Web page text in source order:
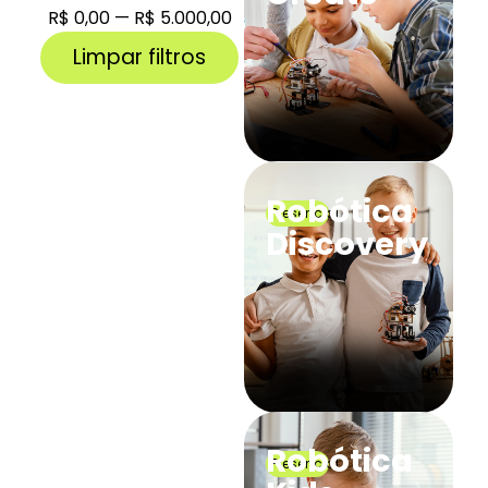
R$ 0,00 — R$ 5.000,00
Limpar filtros
Presencial
Robótica
Discovery
Presencial
Robótica